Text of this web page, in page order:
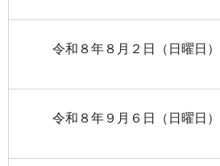
令和８年８月２日（日曜日）
令和８年９月６日（日曜日）